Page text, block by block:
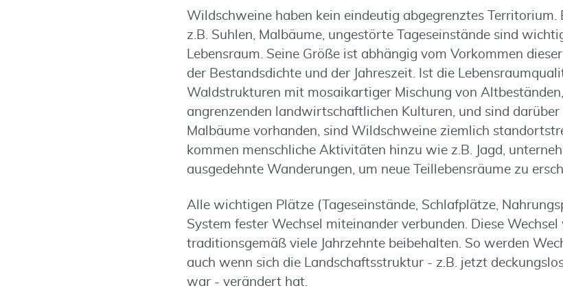
Wildschweine haben kein eindeutig abgegrenztes
z.B. Suhlen, Malbäume, ungestörte Tageseinstände sind
Lebensraum. Seine Größe ist abhängig vom Vorkommen
der Bestandsdichte und der Jahreszeit. Ist die
Waldstrukturen mit mosaikartiger Mischung von
angrenzenden landwirtschaftlichen Kulturen, und sind
Malbäume vorhanden, sind Wildschweine ziemlich
kommen menschliche Aktivitäten hinzu wie z.B. Jagd,
ausgedehnte Wanderungen, um neue Teillebensräume zu
Alle wichtigen Plätze (Tageseinstände, Schlafplätze,
System fester Wechsel miteinander verbunden. Diese
traditionsgemäß viele Jahrzehnte beibehalten. So werden
auch wenn sich die Landschaftsstruktur - z.B. jetzt
war - verändert hat.